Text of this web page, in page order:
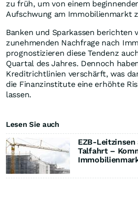
zu früh, um von einem
Aufschwung am Immobilienmarkt
Banken und Sparkassen berichten
zunehmenden Nachfrage nach
prognostizieren diese Tendenz
Quartal des Jahres. Dennoch
Kreditrichtlinien verschärft, was
die Finanzinstitute eine erhöhte
lassen.
Lesen Sie auch
EZB-
Talfahrt –